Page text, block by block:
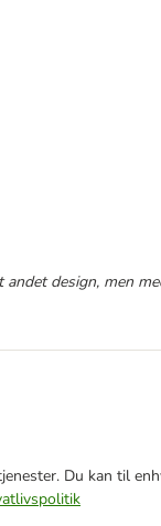
design, men
Du kan til